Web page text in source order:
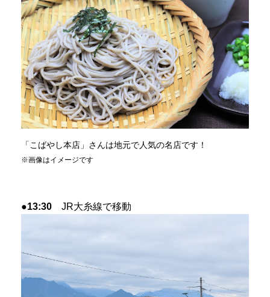
「こばやし本店」さんは地元で人気の名店です！
※画像はイメージです
●13:30 JR大糸線で移動